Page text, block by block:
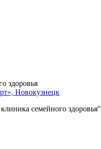
семейного здоровья"